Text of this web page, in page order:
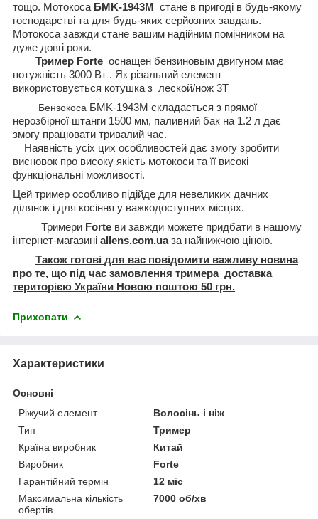
тощо. Мотокоса БMK-1943М
стане в пригоді в будь-якому
господарстві та для будь-яких серйозних завдань.
Мотокоса завжди стане вашим надійним помічником на
дуже довгі роки.
Тример Forte оснащен бензиновым двигуном має
потужність 3000 Вт . Як різальний елемент
використовується котушка з леской/нож 3Т
Бензокоса БMK-1943М складається з прямої
нерозбірної штанги 1500 мм, паливний бак на 1.2 л дає
змогу працювати тривалий час.
Наявність усіх цих особливостей дає змогу зробити
висновок про високу якість мотокоси та її високі
функціональні можливості.
Цей тример особливо підійде для невеликих дачних
ділянок і для косіння у важкодоступних місцях.
Тримери Forte ви завжди можете придбати в нашому
інтернет-магазині allens.com.ua за найнижчою ціною.
Також готові для вас повідомити важливу новина
про те, що під час замовлення тримера доставка
територією України Новою поштою 50 грн.
Приховати
Характеристики
Основні
Ріжучий елемент
Волосінь і ніж
Тип
Тример
Країна виробник
Китай
Виробник
Forte
Гарантійний термін
12 міс
Максимальна кількість
обертів
7000 об/хв